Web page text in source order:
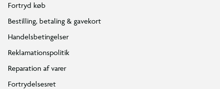
Fortryd køb
Bestilling, betaling & gavekort
Handelsbetingelser
Reklamationspolitik
Reparation af varer
Fortrydelsesret